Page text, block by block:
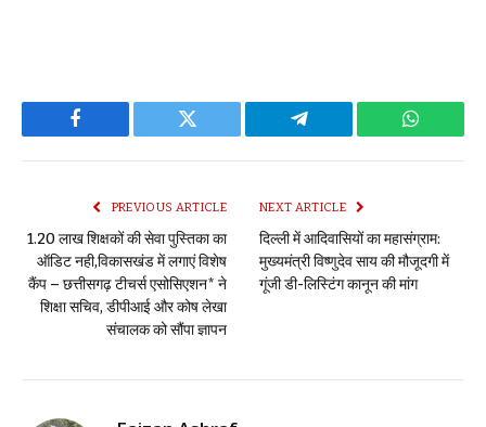
Facebook Twitter Telegram
PREVIOUS ARTICLE
1.20 लाख शिक्षकों की सेवा पुस्तिका का
ऑडिट नही,विकासखंड में लगाएं विशेष
कैंप – छत्तीसगढ़ टीचर्स एसोसिएशन* ने
शिक्षा सचिव, डीपीआई और कोष लेखा
संचालक को सौंपा ज्ञापन
NEXT ARTICLE
दिल्ली में आदिवासियों का महासंग्राम:
मुख्यमंत्री विष्णुदेव साय की मौजूदगी में
गूंजी डी-लिस्टिंग कानून की मांग